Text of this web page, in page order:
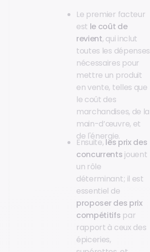
Le premier facteur
est le coût de
revient, qui inclut
toutes les dépenses
nécessaires pour
mettre un produit
en vente, telles que
le coût des
marchandises, de la
main-d’œuvre, et
de l'énergie.
Ensuite,les prix des
concurrents jouent
un rôle
déterminant ; il est
essentiel de
proposer des prix
compétitifs par
rapport à ceux des
épiceries,